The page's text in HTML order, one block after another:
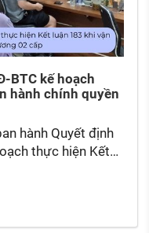
BTC kế hoạch
hành chính quyền
hành Quyết định
thực hiện Kết
Chính trị, Ban Bí
chính quyền địa
cơ sở sang chủ
hội, quốc phòng -